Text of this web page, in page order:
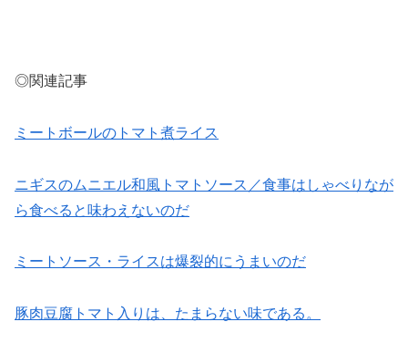
◎関連記事
ミートボールのトマト煮ライス
ニギスのムニエル和風トマトソース／食事はしゃべりなが
ら食べると味わえないのだ
ミートソース・ライスは爆裂的にうまいのだ
豚肉豆腐トマト入りは、たまらない味である。